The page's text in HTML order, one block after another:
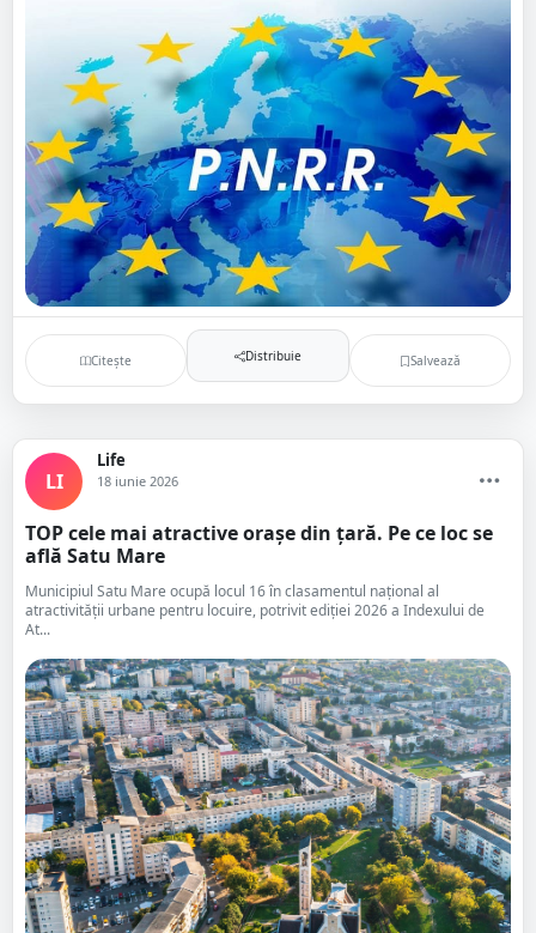
Citește Distribuie Salvează
LI
Life
18 iunie 2026
TOP cele mai atractive orașe din țară. Pe ce loc se
află Satu Mare
Municipiul Satu Mare ocupă locul 16 în clasamentul național al
atractivității urbane pentru locuire, potrivit ediției 2026 a Indexului de
At...